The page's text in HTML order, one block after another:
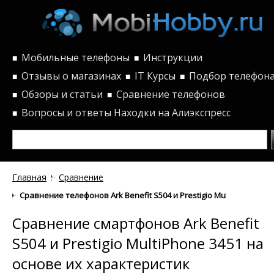
■ Мобильные телефоны ■ Инструкции
■ Отзывы о магазинах ■ IT Курсы ■ Подбор
■ Обзоры и статьи ■ Сравнение телефонов
■ Вопросы и ответы Находки на Алиэкспресс
Главная Сравнение
Сравнение телефонов Ark Benefit S504 и Prestigio MultiPhone
Сравнение смартфонов Ark Benefit
S504 и Prestigio MultiPhone 3451 на
основе их характеристик